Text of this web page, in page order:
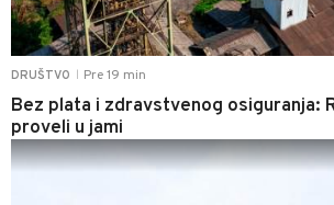
DRUŠTVO Pre 19 min
Bez plata i zdravstvenog osiguranja:
proveli u jami